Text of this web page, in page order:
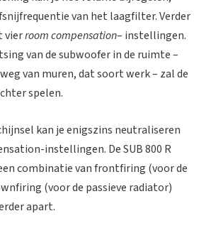
van het laagfilter. Verder
vierroom compensation– instellingen.
van de subwoofer in de ruimte –
van muren, dat soort werk – zal de
spelen.
kan je enigszins neutraliseren
instellingen. De SUB 800 R
combinatie van frontfiring (voor de
(voor de passieve radiator)
apart.